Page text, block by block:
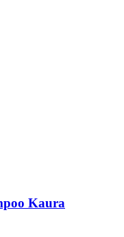
Kaura